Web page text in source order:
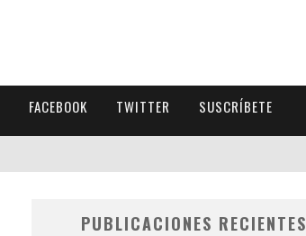
FACEBOOK TWITTER SUSCRÍBETE
PUBLICACIONES RECIENTES